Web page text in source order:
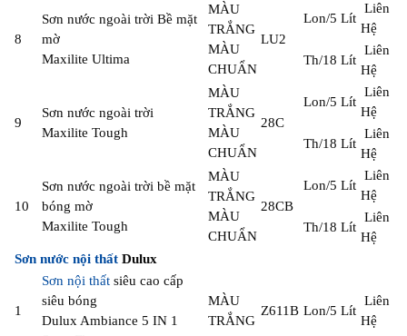
8
Sơn nước ngoài trời Bề mặt
mờ
Maxilite Ultima
MÀU
TRẮNG
MÀU
CHUẨN
LU2
Lon/5 Lít
Liên
Hệ
Th/18 Lít
Liên
Hệ
9
Sơn nước ngoài trời
Maxilite Tough
MÀU
TRẮNG
MÀU
CHUẨN
28C
Lon/5 Lít
Liên
Hệ
Th/18 Lít
Liên
Hệ
10
Sơn nước ngoài trời bề mặt
bóng mờ
Maxilite Tough
MÀU
TRẮNG
MÀU
CHUẨN
28CB
Lon/5 Lít
Liên
Hệ
Th/18 Lít
Liên
Hệ
Sơn nước nội thất Dulux
1
Sơn nội thất siêu cao cấp
siêu bóng
Dulux Ambiance 5 IN 1
MÀU
TRẮNG
Z611B Lon/5 Lít
Liên
Hệ